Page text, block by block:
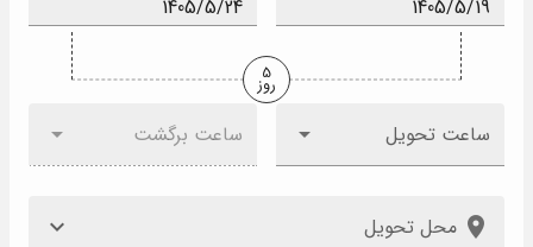
5
روز
ساعت تحویل ساعت برگشت
محل تحویل